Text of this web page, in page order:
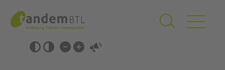
springen
Barrierefrei-
Einstellungen
überspringen
überspringen